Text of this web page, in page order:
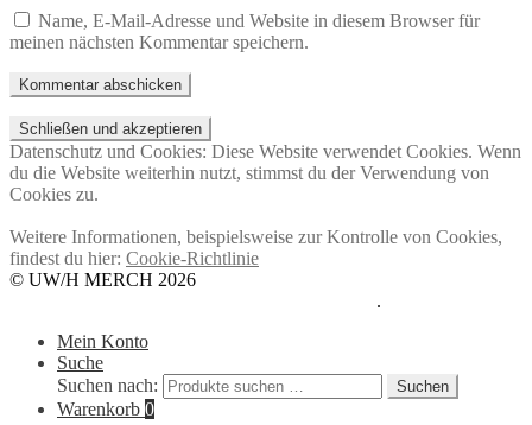
Name, E-Mail-Adresse und Website in diesem Browser für
meinen nächsten Kommentar speichern.
Datenschutz und Cookies: Diese Website verwendet Cookies. Wenn
du die Website weiterhin nutzt, stimmst du der Verwendung von
Cookies zu.
Weitere Informationen, beispielsweise zur Kontrolle von Cookies,
findest du hier: Cookie-Richtlinie
© UW/H MERCH 2026
.
Mein Konto
Suche
Suchen nach:
Suchen
Warenkorb 0